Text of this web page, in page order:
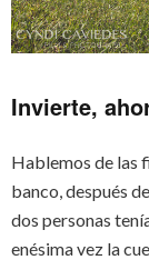
Invierte,
Hablemos de las
banco, después
dos personas
enésima vez la